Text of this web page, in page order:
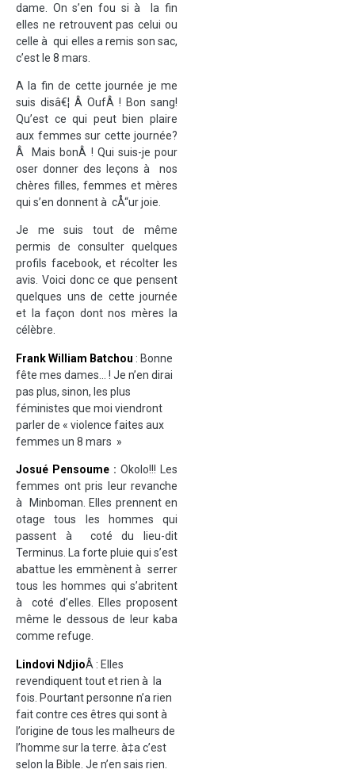
dame. On s’en fou si à la fin
elles ne retrouvent pas celui ou
celle à qui elles a remis son sac,
c’est le 8 mars.
A la fin de cette journée je me
suis disâ€¦ Â OufÂ ! Bon sang!
Qu’est ce qui peut bien plaire
aux femmes sur cette journée?
Â Mais bonÂ ! Qui suis-je pour
oser donner des leçons à nos
chères filles, femmes et mères
qui s’en donnent à cÅ“ur joie.
Je me suis tout de même
permis de consulter quelques
profils facebook, et récolter les
avis. Voici donc ce que pensent
quelques uns de cette journée
et la façon dont nos mères la
célèbre.
Frank William Batchou : Bonne
fête mes dames… ! Je n’en dirai
pas plus, sinon, les plus
féministes que moi viendront
parler de « violence faites aux
femmes un 8 mars »
Josué Pensoume : Okolo!!! Les
femmes ont pris leur revanche
à Minboman. Elles prennent en
otage tous les hommes qui
passent à coté du lieu-dit
Terminus. La forte pluie qui s’est
abattue les emmènent à serrer
tous les hommes qui s’abritent
à coté d’elles. Elles proposent
même le dessous de leur kaba
comme refuge.
Lindovi NdjioÂ : Elles
revendiquent tout et rien à la
fois. Pourtant personne n’a rien
fait contre ces êtres qui sont à
l’origine de tous les malheurs de
l’homme sur la terre. à‡a c’est
selon la Bible. Je n’en sais rien.